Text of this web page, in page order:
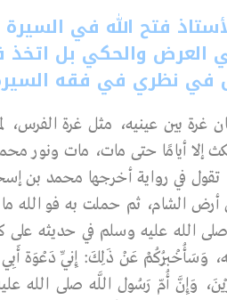
فتح الله في
العرض والحكي بل
نظري في فقه
غرة بين عينيه، مثل غرة الفرس،
إلا أيامًا حتى مات، مات ونور
في رواية أخرجها محمد بن
الشام، ثم حملت به فو الله
الله عليه وسلم في حديثه على
وَسَأُخْبِرُكُمْ عَنْ ذَلِكَ: إِنِّي دَعْوَة أَبِي
وَإِنَّ أُمّ رَسُول اللَّه صلى